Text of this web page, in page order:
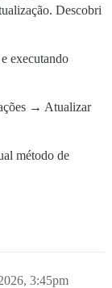
Descobri
executando
→ Atualizar
método de
3:45pm